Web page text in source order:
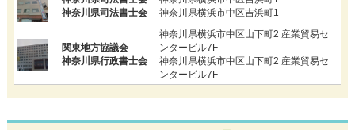
神奈川県司法書士会
神奈川県横浜市中区吉浜町1
関東地方協議会
神奈川県行政書士会
神奈川県横浜市中区山下町2 産業貿易セ
ンタービル7F
神奈川県横浜市中区山下町2 産業貿易セ
ンタービル7F